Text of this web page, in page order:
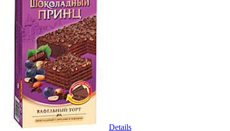
Details